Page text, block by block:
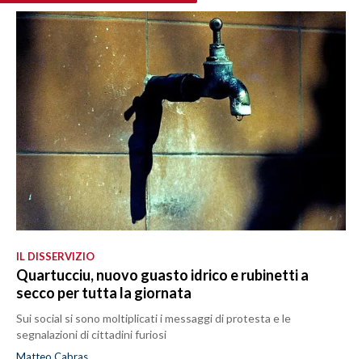
IL DISSERVIZIO
Quartucciu, nuovo guasto idrico e rubinetti a
secco per tutta la giornata
Sui social si sono moltiplicati i messaggi di protesta e le
segnalazioni di cittadini furiosi